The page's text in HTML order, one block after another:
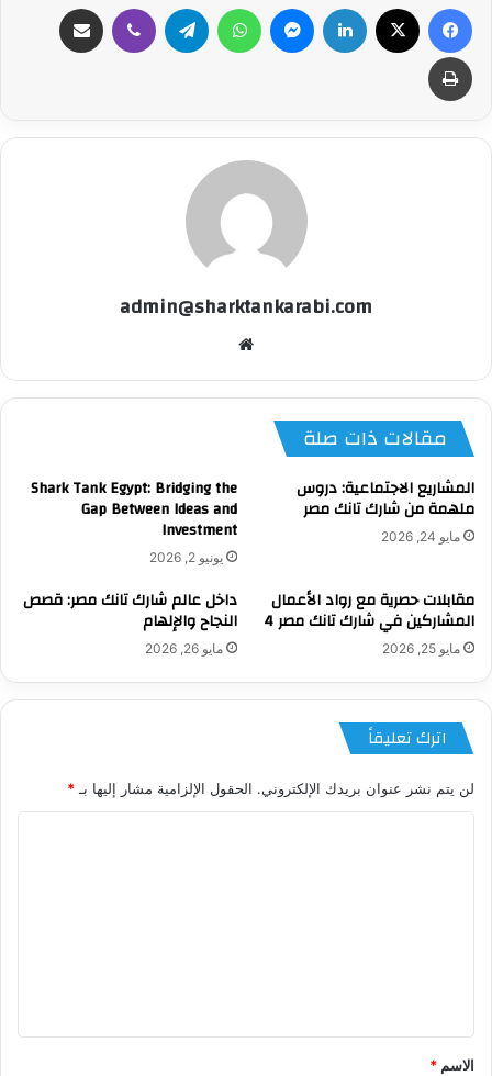
فيسبوك لينكدإن ماسنجر واتساب تيلقرام ڤايبر
طباعة
admin@sharktankarabi.com
مقالات ذات صلة
المشاريع الاجتماعية: دروس
ملهمة من شارك تانك مصر
مايو 24, 2026
Shark Tank Egypt: Bridging the
Gap Between Ideas and
Investment
يونيو 2, 2026
مقابلات حصرية مع رواد الأعمال
المشاركين في شارك تانك مصر 4
مايو 25, 2026
داخل عالم شارك تانك مصر: قصص
النجاح والإلهام
مايو 26, 2026
اترك تعليقاً
لن يتم نشر عنوان بريدك الإلكتروني. الحقول الإلزامية مشار إليها بـ *
*
الاسم *